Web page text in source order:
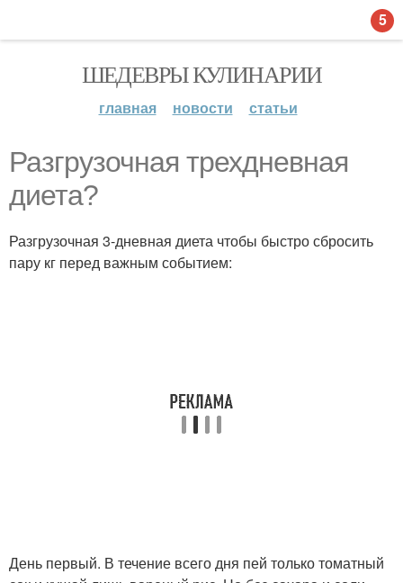
ШЕДЕВРЫ КУЛИНАРИИ
главная новости статьи
Разгрузочная трехдневная
диета?
Разгрузочная 3-дневная диета чтобы быстро сбросить
пару кг перед важным событием:
День первый. В течение всего дня пей только томатный
5